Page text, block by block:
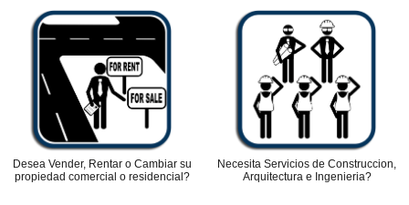
Desea Vender, Rentar o Cambiar su
propiedad comercial o residencial?
Necesita Servicios de Construccion,
Arquitectura e Ingenieria?